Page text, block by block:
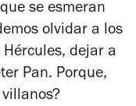
se esmeran
olvidar a los
dejar a
Pan. Porque,